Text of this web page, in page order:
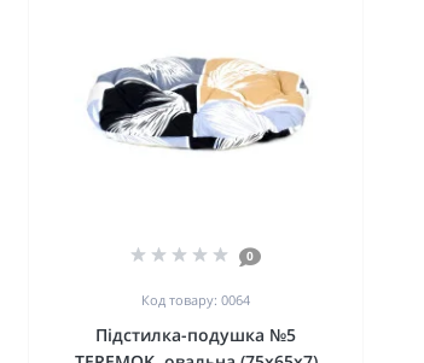
0
Код товару: 0064
Підстилка-подушка №5